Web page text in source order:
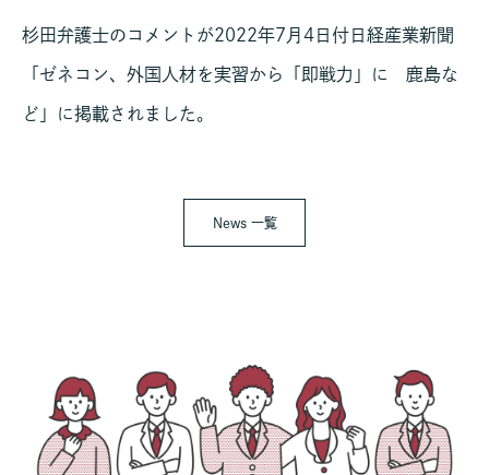
杉田弁護士のコメントが2022年7月4日付日経産業新聞
「ゼネコン、外国人材を実習から「即戦力」に 鹿島な
ど」に掲載されました。
News 一覧